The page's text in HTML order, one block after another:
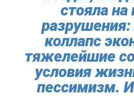
стояла на
коллапс
тяжелейшие
условия
пессимизм.